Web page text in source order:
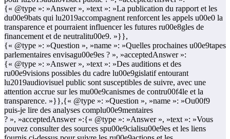
{« @type »: »Answer », »text »: »La publication du rapport et les
du00e9bats qui lu2019accompagnent renforcent les appels u00e0 la
transparence et pourraient influencer les futures ru00e8gles de
financement et de neutralitu00e9. »}},
{« @type »: »Question », »name »: »Quelles prochaines u00e9tapes
parlementaires envisagu00e9es ? », »acceptedAnswer »:
{« @type »: »Answer », »text »: »Des auditions et des
ru00e9visions possibles du cadre lu00e9gislatif entourant
lu2019audiovisuel public sont susceptibles de suivre, avec une
attention accrue sur les mu00e9canismes de contru00f4le et la
transparence. »}},{« @type »: »Question », »name »: »Ou00f9
puis-je lire des analyses complu00e9mentaires
? », »acceptedAnswer »:{« @type »: »Answer », »text »: »Vous
pouvez consulter des sources spu00e9cialisu00e9es et les liens